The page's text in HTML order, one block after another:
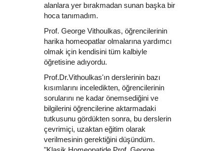
alanlara yer bırakmadan sunan başka bir
hoca tanımadım.
Prof. George Vithoulkas, öğrencilerinin
harika homeopatlar olmalarına yardımcı
olmak için kendisini tüm kalbiyle
öğretisine adıyordu.
Prof.Dr.Vithoulkas'ın derslerinin bazı
kısımlarını inceledikten, öğrencilerinin
sorularını ne kadar önemsediğini ve
bilgilerini öğrencilerine aktarmadaki
tutkusunu gördükten sonra, bu derslerin
çevrimiçi, uzaktan eğitim olarak
verilmesinin gerektiğini düşündüm.